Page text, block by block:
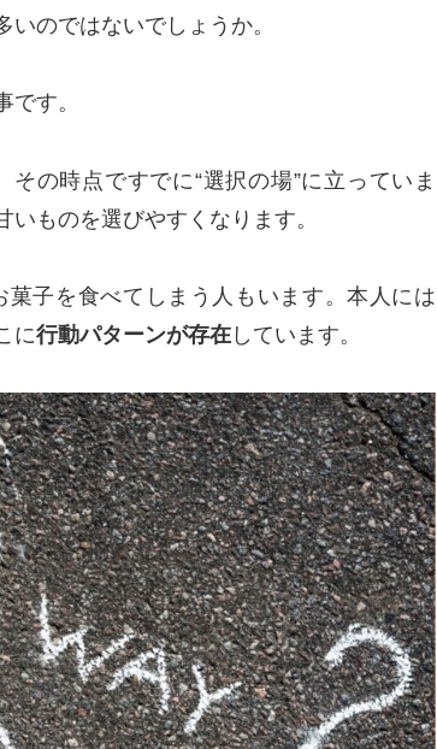
のではないでしょうか。
す。
の時点ですでに“選択の場”に立っていま
ものを選びやすくなります。
子を食べてしまう人もいます。本人には
に行動パターンが存在 しています。